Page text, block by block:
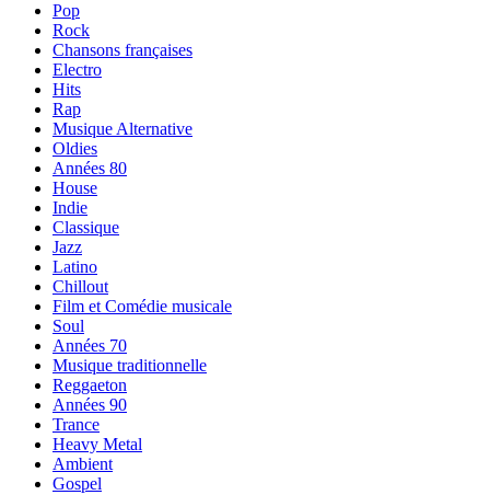
Pop
Rock
Chansons françaises
Electro
Hits
Rap
Musique Alternative
Oldies
Années 80
House
Indie
Classique
Jazz
Latino
Chillout
Film et Comédie musicale
Soul
Années 70
Musique traditionnelle
Reggaeton
Années 90
Trance
Heavy Metal
Ambient
Gospel